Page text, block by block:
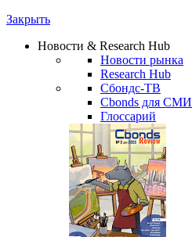
Закрыть
Новости & Research Hub
Новости рынка
Research Hub
Сбондс-ТВ
Cbonds для СМИ
Глоссарий